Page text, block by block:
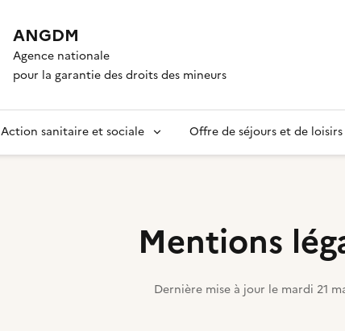
ANGDM
Agence nationale
pour la garantie des droits des mineurs
Action sanitaire et sociale Offre de séjours et de loisirs
Mentions
Dernière mise à jour le mardi 21